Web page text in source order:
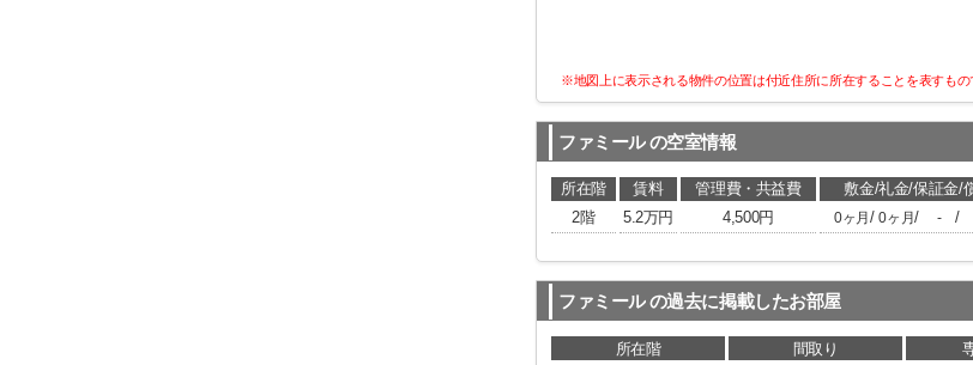
※地図上に表示される物件の位置は付近住所に所在することを表すも
ファミールの空室情報
所在階 賃料 管理費・共益費 敷金/礼金/保証金/
2階
5.2万円 4,500円 0ヶ月/0ヶ月/ - /
ファミールの過去に掲載したお部屋
所在階 間取り